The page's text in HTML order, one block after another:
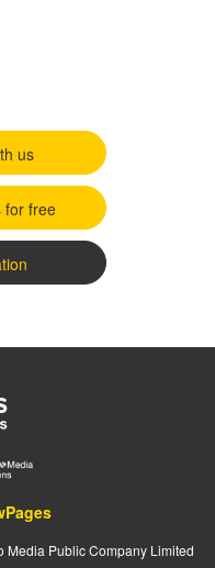
us
for free
Media Public Company Limited